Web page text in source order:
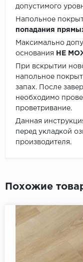
допустимого
Напольное
попадания
Максимально
основания
НЕ
При вскрытии
напольное
запах. После
необходимо
проветривание.
Данная
перед укладкой
производителя.
Похожие